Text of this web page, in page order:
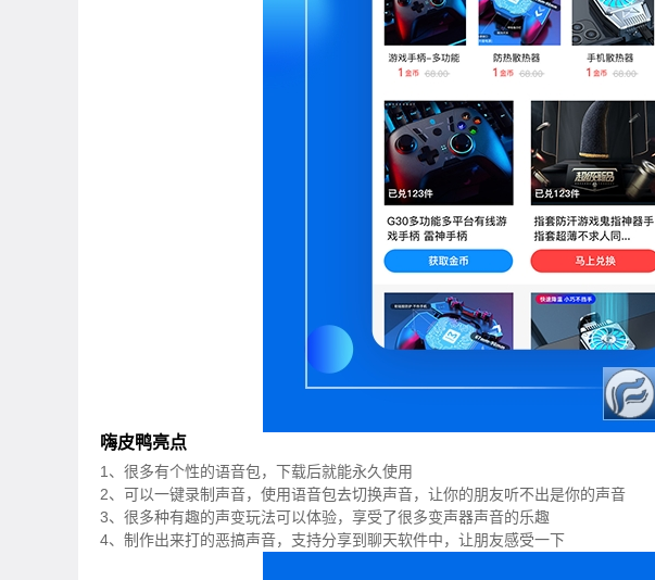
嗨皮鸭亮点
1、很多有个性的语音包，下载后就能永久使用
2、可以一键录制声音，使用语音包去切换声音，让你的朋友听不出是你的声音
3、很多种有趣的声变玩法可以体验，享受了很多变声器声音的乐趣
4、制作出来打的恶搞声音，支持分享到聊天软件中，让朋友感受一下